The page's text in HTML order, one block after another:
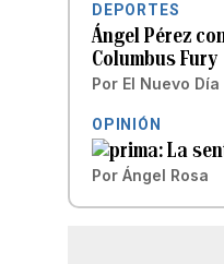
DEPORTES
Ángel Pérez
Columbus Fury
Por El Nuevo Día
OPINIÓN
La
Por Ángel Rosa